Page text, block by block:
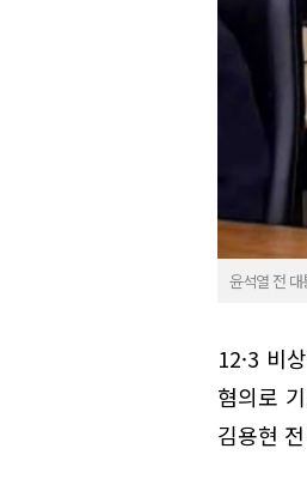
윤석열 전
12·3 비
혐의로
김용현